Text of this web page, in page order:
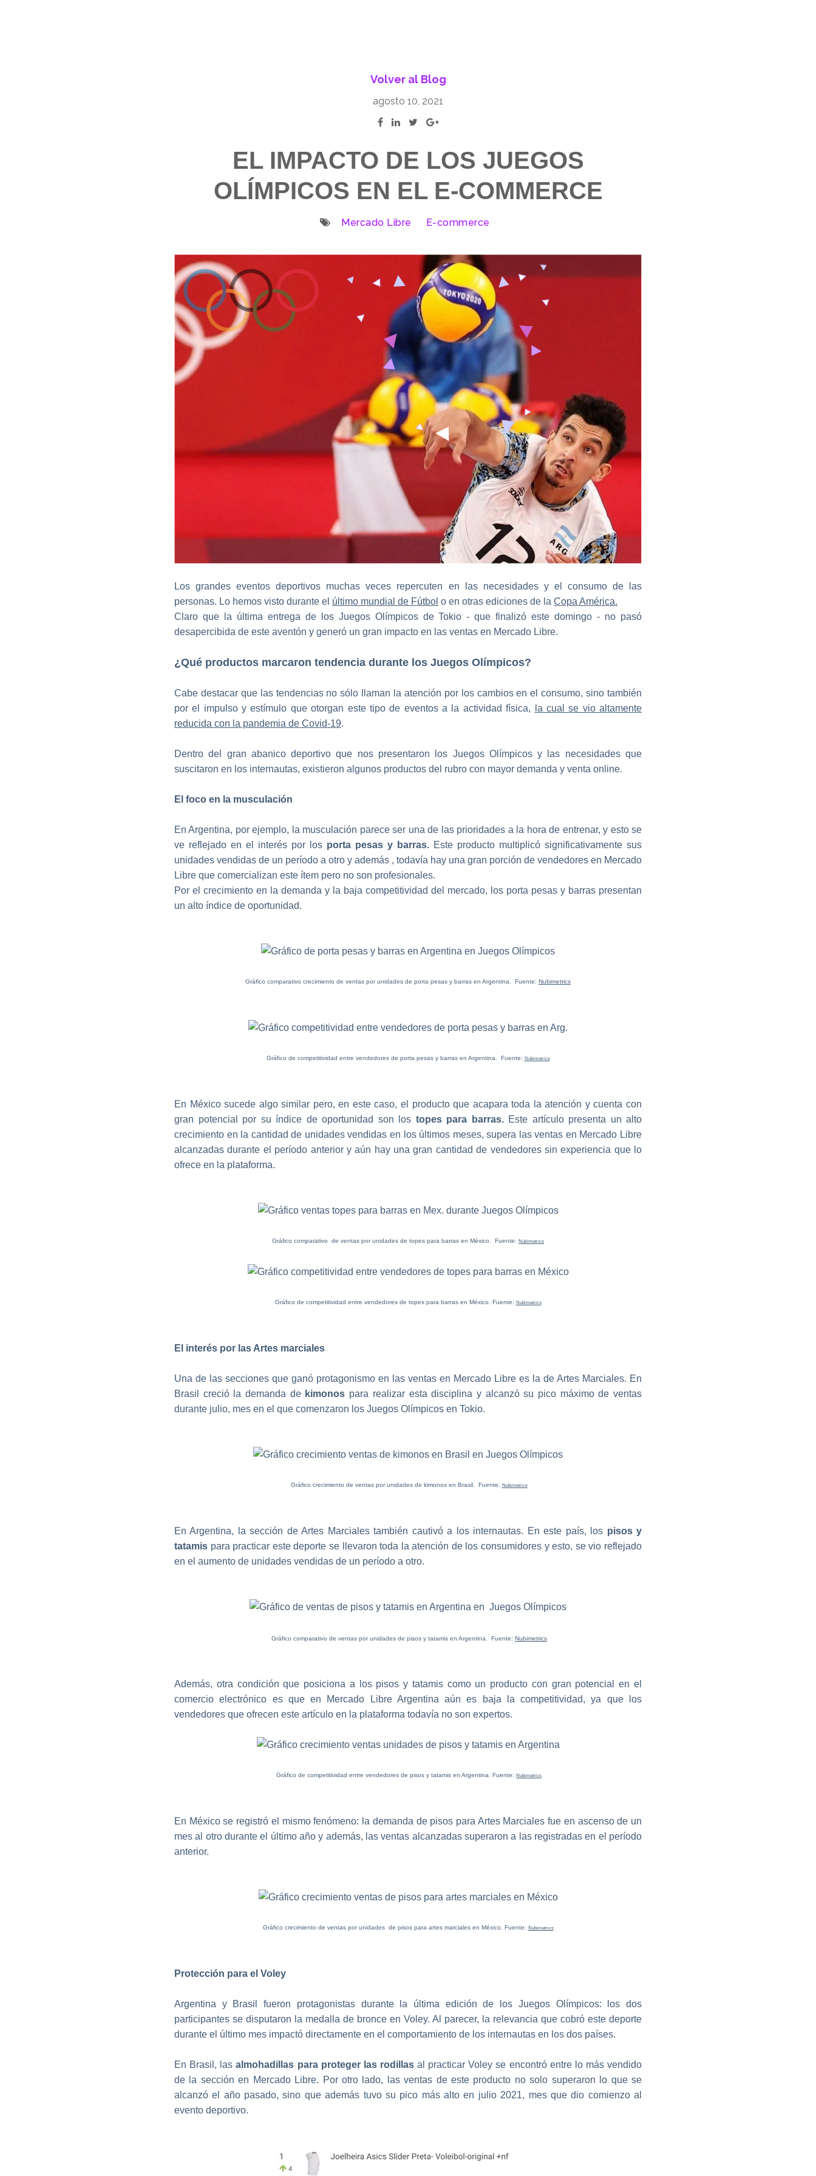
Volver al Blog
agosto 10, 2021
EL IMPACTO DE LOS JUEGOS
OLÍMPICOS EN EL E-COMMERCE
Mercado Libre E-commerce
Los grandes eventos deportivos muchas veces repercuten en las necesidades y el consumo de las
personas. Lo hemos visto durante el último mundial de Fútbol o en otras ediciones de la Copa América.
Claro que la última entrega de los Juegos Olímpicos de Tokio - que finalizó este domingo - no pasó
desapercibida de este aventón y generó un gran impacto en las ventas en Mercado Libre.
¿Qué productos marcaron tendencia durante los Juegos Olímpicos?
Cabe destacar que las tendencias no sólo llaman la atención por los cambios en el consumo, sino también
por el impulso y estímulo que otorgan este tipo de eventos a la actividad física,
la cual se vio altamente
reducida con la pandemia de Covid-19.
Dentro del gran abanico deportivo que nos presentaron los Juegos Olímpicos y las necesidades que
suscitaron en los internautas, existieron algunos productos del rubro con mayor demanda y venta online.
El foco en la musculación
En Argentina, por ejemplo, la musculación parece ser una de las prioridades a la hora de entrenar, y esto se
ve reflejado en el interés por los porta pesas y barras. Este producto multiplicó significativamente sus
unidades vendidas de un período a otro y además , todavía hay una gran porción de vendedores en Mercado
Libre que comercializan este ítem pero no son profesionales.
Por el crecimiento en la demanda y la baja competitividad del mercado, los porta pesas y barras presentan
un alto índice de oportunidad.
Gráfico comparativo crecimiento de ventas por unidades de porta pesas y barras en Argentina. Fuente: Nubimetrics
Gráfico de competitividad entre vendedores de porta pesas y barras en Argentina. Fuente: Nubimetrics
En México sucede algo similar pero, en este caso, el producto que acapara toda la atención y cuenta con
gran potencial por su índice de oportunidad son los topes para barras.Este artículo presenta un alto
crecimiento en la cantidad de unidades vendidas en los últimos meses, supera las ventas en Mercado Libre
alcanzadas durante el período anterior y aún hay una gran cantidad de vendedores sin experiencia que lo
ofrece en la plataforma.
Gráfico comparativo de ventas por unidades de topes para barras en México. Fuente: Nubimetrics
Gráfico de competitividad entre vendedores de topes para barras en México. Fuente: Nubimetrics
El interés por las Artes marciales
Una de las secciones que ganó protagonismo en las ventas en Mercado Libre es la de Artes Marciales. En
Brasil creció la demanda dekimonos para realizar esta disciplina y alcanzó su pico máximo de ventas
durante julio, mes en el que comenzaron los Juegos Olímpicos en Tokio.
Gráfico crecimiento de ventas por unidades de kimonos en Brasil. Fuente: Nubimetrics
En Argentina, la sección de Artes Marciales también cautivó a los internautas. En este país, los pisos y
tatamis para practicar este deporte se llevaron toda la atención de los consumidores y esto, se vio reflejado
en el aumento de unidades vendidas de un período a otro.
Gráfico comparativo de ventas por unidades de pisos y tatamis en Argentina. Fuente: Nubimetrics
Además, otra condición que posiciona a los pisos y tatamis como un producto con gran potencial en el
comercio electrónico es que en Mercado Libre Argentina aún es baja la competitividad, ya que los
vendedores que ofrecen este artículo en la plataforma todavía no son expertos.
Gráfico de competitividad entre vendedores de pisos y tatamis en Argentina. Fuente: Nubimetrics
En México se registró el mismo fenómeno: la demanda de pisos para Artes Marciales fue en ascenso de un
mes al otro durante el último año y además, las ventas alcanzadas superaron a las registradas en el período
anterior.
Gráfico crecimiento de ventas por unidades de pisos para artes marciales en México. Fuente: Nubimetrics
Protección para el Voley
Argentina y Brasil fueron protagonistas durante la última edición de los Juegos Olímpicos: los dos
participantes se disputaron la medalla de bronce en Voley. Al parecer, la relevancia que cobró este deporte
durante el último mes impactó directamente en el comportamiento de los internautas en los dos países.
En Brasil, lasalmohadillas para proteger las rodillasal practicar Voley se encontró entre lo más vendido
de la sección en Mercado Libre. Por otro lado, las ventas de este producto no solo superaron lo que se
alcanzó el año pasado, sino que además tuvo su pico más alto en julio 2021, mes que dio comienzo al
evento deportivo.